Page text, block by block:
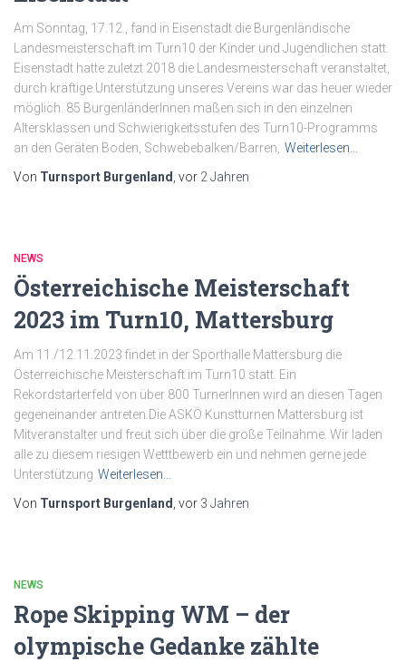
Am Sonntag, 17.12., fand in Eisenstadt die Burgenländische
Landesmeisterschaft im Turn10 der Kinder und Jugendlichen statt.
Eisenstadt hatte zuletzt 2018 die Landesmeisterschaft veranstaltet,
durch kräftige Unterstützung unseres Vereins war das heuer wieder
möglich. 85 BurgenländerInnen maßen sich in den einzelnen
Altersklassen und Schwierigkeitsstufen des Turn10-Programms
an den Geräten Boden, Schwebebalken/Barren, Weiterlesen…
Von Turnsport Burgenland , vor 2 Jahren
NEWS
Österreichische Meisterschaft
2023 im Turn10, Mattersburg
Am 11./12.11.2023 findet in der Sporthalle Mattersburg die
Österreichische Meisterschaft im Turn10 statt. Ein
Rekordstarterfeld von über 800 TurnerInnen wird an diesen Tagen
gegeneinander antreten.Die ASKÖ Kunstturnen Mattersburg ist
Mitveranstalter und freut sich über die große Teilnahme. Wir laden
alle zu diesem riesigen Wetttbewerb ein und nehmen gerne jede
Unterstützung Weiterlesen…
Von Turnsport Burgenland , vor 3 Jahren
NEWS
Rope Skipping WM – der
olympische Gedanke zählte